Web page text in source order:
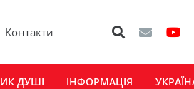
Контакти
ДУШІ ІНФОРМАЦІЯ